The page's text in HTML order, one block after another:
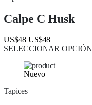
Calpe C Husk
US$48 US$48
SELECCIONAR OPCIÓN
Nuevo
Tapices